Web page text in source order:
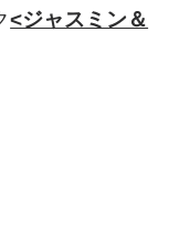
<ジャスミン＆